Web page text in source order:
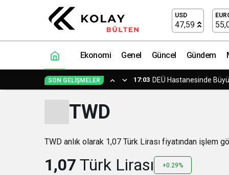
USD
47,59
Ekonomi Genel Güncel Gündem
SON GELIŞMELER 14:23 Yapımcı Suat Yanç’a
TWD
TWD anlık olarak 1,07 Türk Lirası fiyatından işlem
1,07 Türk Lirası +0.29%